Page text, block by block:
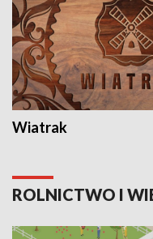
Wiatrak
ROLNICTWO I